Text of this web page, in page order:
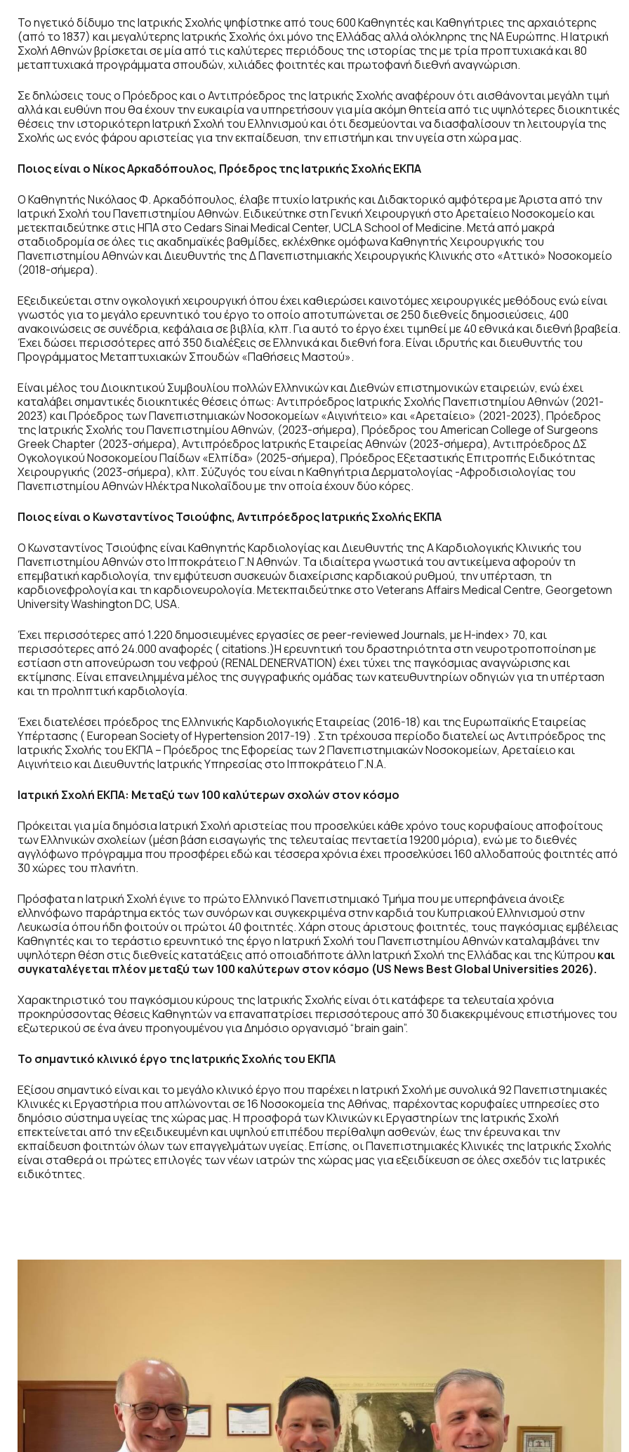
Το ηγετικό δίδυμο της Ιατρικής Σχολής ψηφίστηκε από τους 600 Καθηγητές και Καθηγήτριες της αρχαιότερης
(από το 1837) και μεγαλύτερης Ιατρικής Σχολής όχι μόνο της Ελλάδας αλλά ολόκληρης της ΝΑ Ευρώπης. Η Ιατρική
Σχολή Αθηνών βρίσκεται σε μία από τις καλύτερες περιόδους της ιστορίας της με τρία προπτυχιακά και 80
μεταπτυχιακά προγράμματα σπουδών, χιλιάδες φοιτητές και πρωτοφανή διεθνή αναγνώριση.
Σε δηλώσεις τους ο Πρόεδρος και ο Αντιπρόεδρος της Ιατρικής Σχολής αναφέρουν ότι αισθάνονται μεγάλη τιμή
αλλά και ευθύνη που θα έχουν την ευκαιρία να υπηρετήσουν για μία ακόμη θητεία από τις υψηλότερες διοικητικές
θέσεις την ιστορικότερη Ιατρική Σχολή του Ελληνισμού και ότι δεσμεύονται να διασφαλίσουν τη λειτουργία της
Σχολής ως ενός φάρου αριστείας για την εκπαίδευση, την επιστήμη και την υγεία στη χώρα μας.
Ποιος είναι ο Νίκος Αρκαδόπουλος, Πρόεδρος της Ιατρικής Σχολής ΕΚΠΑ
Ο Καθηγητής Νικόλαος Φ. Αρκαδόπουλος, έλαβε πτυχίο Ιατρικής και Διδακτορικό αμφότερα με Άριστα από την
Ιατρική Σχολή του Πανεπιστημίου Αθηνών. Ειδικεύτηκε στη Γενική Χειρουργική στο Αρεταίειο Νοσοκομείο και
μετεκπαιδεύτηκε στις ΗΠΑ στο Cedars Sinai Medical Center, UCLA School of Medicine. Μετά από μακρά
σταδιοδρομία σε όλες τις ακαδημαϊκές βαθμίδες, εκλέχθηκε ομόφωνα Καθηγητής Χειρουργικής του
Πανεπιστημίου Αθηνών και Διευθυντής της Δ Πανεπιστημιακής Χειρουργικής Κλινικής στο «Αττικό» Νοσοκομείο
(2018-σήμερα).
Εξειδικεύεται στην ογκολογική χειρουργική όπου έχει καθιερώσει καινοτόμες χειρουργικές μεθόδους ενώ είναι
γνωστός για το μεγάλο ερευνητικό του έργο το οποίο αποτυπώνεται σε 250 διεθνείς δημοσιεύσεις, 400
ανακοινώσεις σε συνέδρια, κεφάλαια σε βιβλία, κλπ. Για αυτό το έργο έχει τιμηθεί με 40 εθνικά και διεθνή βραβεία.
Έχει δώσει περισσότερες από 350 διαλέξεις σε Ελληνικά και διεθνή fora. Είναι ιδρυτής και διευθυντής του
Προγράμματος Μεταπτυχιακών Σπουδών «Παθήσεις Μαστού».
Είναι μέλος του Διοικητικού Συμβουλίου πολλών Ελληνικών και Διεθνών επιστημονικών εταιρειών, ενώ έχει
καταλάβει σημαντικές διοικητικές θέσεις όπως: Αντιπρόεδρος Ιατρικής Σχολής Πανεπιστημίου Αθηνών (2021-
2023) και Πρόεδρος των Πανεπιστημιακών Νοσοκομείων «Αιγινήτειο» και «Αρεταίειο» (2021-2023), Πρόεδρος
της Ιατρικής Σχολής του Πανεπιστημίου Αθηνών, (2023-σήμερα), Πρόεδρος του American College of Surgeons
Greek Chapter (2023-σήμερα), Αντιπρόεδρος Ιατρικής Εταιρείας Αθηνών (2023-σήμερα), Αντιπρόεδρος ΔΣ
Ογκολογικού Νοσοκομείου Παίδων «Ελπίδα» (2025-σήμερα), Πρόεδρος Εξεταστικής Επιτροπής Ειδικότητας
Χειρουργικής (2023-σήμερα), κλπ. Σύζυγός του είναι η Καθηγήτρια Δερματολογίας -Αφροδισιολογίας του
Πανεπιστημίου Αθηνών Ηλέκτρα Νικολαΐδου με την οποία έχουν δύο κόρες.
Ποιος είναι ο Κωνσταντίνος Τσιούφης, Αντιπρόεδρος Ιατρικής Σχολής ΕΚΠΑ
Ο Κωνσταντίνος Τσιούφης είναι Καθηγητής Καρδιολογίας και Διευθυντής της Α Καρδιολογικής Κλινικής του
Πανεπιστημίου Αθηνών στο Ιπποκράτειο Γ.Ν Αθηνών. Τα ιδιαίτερα γνωστικά του αντικείμενα αφορούν τη
επεμβατική καρδιολογία, την εμφύτευση συσκευών διαχείρισης καρδιακού ρυθμού, την υπέρταση, τη
καρδιονεφρολογία και τη καρδιονευρολογία. Μετεκπαιδεύτηκε στο Veterans Affairs Medical Centre, Georgetown
University Washington DC, USA.
Έχει περισσότερες από 1.220 δημοσιευμένες εργασίες σε peer-reviewed Journals, με H-index> 70, και
περισσότερες από 24.000 αναφορές ( citations.)Η ερευνητική του δραστηριότητα στη νευροτροποποίηση με
εστίαση στη απονεύρωση του νεφρού (RENAL DENERVATION) έχει τύχει της παγκόσμιας αναγνώρισης και
εκτίμησης. Είναι επανειλημμένα μέλος της συγγραφικής ομάδας των κατευθυντηρίων οδηγιών για τη υπέρταση
και τη προληπτική καρδιολογία.
Έχει διατελέσει πρόεδρος της Ελληνικής Καρδιολογικής Εταιρείας (2016-18) και της Ευρωπαϊκής Εταιρείας
Υπέρτασης ( European Society of Hypertension 2017-19) . Στη τρέχουσα περίοδο διατελεί ως Αντιπρόεδρος της
Ιατρικής Σχολής του ΕΚΠΑ – Πρόεδρος της Εφορείας των 2 Πανεπιστημιακών Νοσοκομείων, Αρεταίειο και
Αιγινήτειο και Διευθυντής Ιατρικής Υπηρεσίας στο Ιπποκράτειο Γ.Ν.Α.
Ιατρική Σχολή ΕΚΠΑ: Μεταξύ των 100 καλύτερων σχολών στον κόσμο
Πρόκειται για μία δημόσια Ιατρική Σχολή αριστείας που προσελκύει κάθε χρόνο τους κορυφαίους αποφοίτους
των Ελληνικών σχολείων (μέση βάση εισαγωγής της τελευταίας πενταετία 19200 μόρια), ενώ με το διεθνές
αγγλόφωνο πρόγραμμα που προσφέρει εδώ και τέσσερα χρόνια έχει προσελκύσει 160 αλλοδαπούς φοιτητές από
30 χώρες του πλανήτη.
Πρόσφατα η Ιατρική Σχολή έγινε το πρώτο Ελληνικό Πανεπιστημιακό Τμήμα που με υπερηφάνεια άνοιξε
ελληνόφωνο παράρτημα εκτός των συνόρων και συγκεκριμένα στην καρδιά του Κυπριακού Ελληνισμού στην
Λευκωσία όπου ήδη φοιτούν οι πρώτοι 40 φοιτητές. Χάρη στους άριστους φοιτητές, τους παγκόσμιας εμβέλειας
Καθηγητές και το τεράστιο ερευνητικό της έργο η Ιατρική Σχολή του Πανεπιστημίου Αθηνών καταλαμβάνει την
υψηλότερη θέση στις διεθνείς κατατάξεις από οποιαδήποτε άλλη Ιατρική Σχολή της Ελλάδας και της Κύπρου και
συγκαταλέγεται πλέον μεταξύ των 100 καλύτερων στον κόσμο (US News Best Global Universities 2026).
Χαρακτηριστικό του παγκόσμιου κύρους της Ιατρικής Σχολής είναι ότι κατάφερε τα τελευταία χρόνια
προκηρύσσοντας θέσεις Καθηγητών να επαναπατρίσει περισσότερους από 30 διακεκριμένους επιστήμονες του
εξωτερικού σε ένα άνευ προηγουμένου για Δημόσιο οργανισμό “brain gain”.
Το σημαντικό κλινικό έργο της Ιατρικής Σχολής του ΕΚΠΑ
Εξίσου σημαντικό είναι και το μεγάλο κλινικό έργο που παρέχει η Ιατρική Σχολή με συνολικά 92 Πανεπιστημιακές
Κλινικές κι Εργαστήρια που απλώνονται σε 16 Νοσοκομεία της Αθήνας, παρέχοντας κορυφαίες υπηρεσίες στο
δημόσιο σύστημα υγείας της χώρας μας. Η προσφορά των Κλινικών κι Εργαστηρίων της Ιατρικής Σχολή
επεκτείνεται από την εξειδικευμένη και υψηλού επιπέδου περίθαλψη ασθενών, έως την έρευνα και την
εκπαίδευση φοιτητών όλων των επαγγελμάτων υγείας. Επίσης, οι Πανεπιστημιακές Κλινικές της Ιατρικής Σχολής
είναι σταθερά οι πρώτες επιλογές των νέων ιατρών της χώρας μας για εξειδίκευση σε όλες σχεδόν τις Ιατρικές
ειδικότητες.